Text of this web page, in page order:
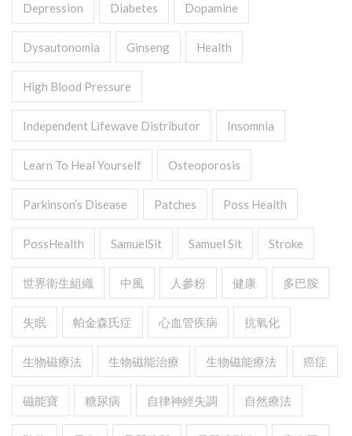
Depression Diabetes Dopamine
Dysautonomia Ginseng Health
High Blood Pressure
Independent Lifewave Distributor Insomnia
Learn To Heal Yourself Osteoporosis
Parkinson’s Disease Patches Poss Health
PossHealth SamuelSit Samuel Sit Stroke
世界衛生組織 中風 人參粉 健康 多巴胺
失眠 帕金森氏症 心血管疾病 抗氧化
生物磁療法 生物磁能治療 生物磁能療法 癌症
磁能寶 糖尿病 自律神經失調 自然療法